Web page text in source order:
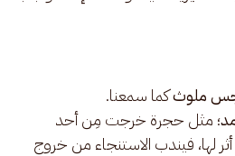
ملوثكما سمعنا.
؛ مثل حجرة خرجت مِن أحد
لها، فيندب الاستنجاء من خروج